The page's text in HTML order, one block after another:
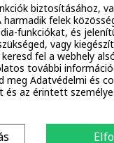
biztosításához,
felek
funkciókat, és
vagy
fel a webhely
további
Adatvédelmi és
és az érintett